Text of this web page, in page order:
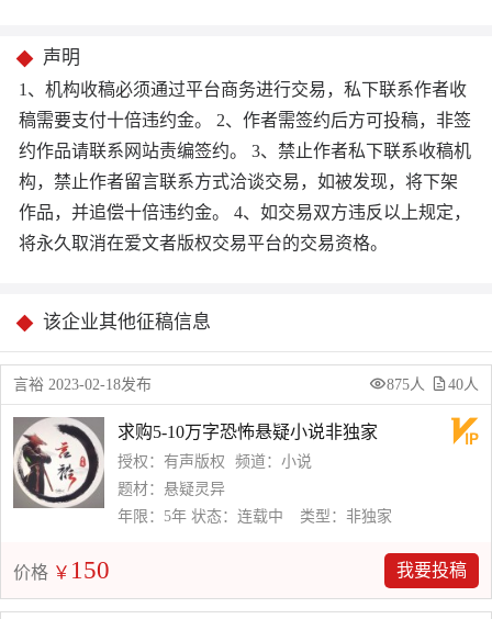
声明
1、机构收稿必须通过平台商务进行交易，私下联系作者收
稿需要支付十倍违约金。 2、作者需签约后方可投稿，非签
约作品请联系网站责编签约。 3、禁止作者私下联系收稿机
构，禁止作者留言联系方式洽谈交易，如被发现，将下架
作品，并追偿十倍违约金。 4、如交易双方违反以上规定，
将永久取消在爱文者版权交易平台的交易资格。
该企业其他征稿信息
言裕 2023-02-18发布 875人 40人
求购5-10万字恐怖悬疑小说非独家
授权：有声版权
频道：小说
题材：悬疑灵异
年限：5年 状态：连载中 类型：非独家
价格 ￥ 150 我要投稿